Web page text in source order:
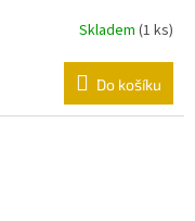
Skladem (1 ks)
Do košíku